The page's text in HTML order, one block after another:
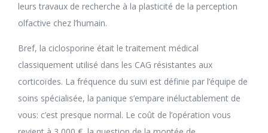
leurs travaux de recherche à la plasticité de la perception
olfactive chez l’humain.
Bref, la ciclosporine était le traitement médical
classiquement utilisé dans les CAG résistantes aux
corticoïdes. La fréquence du suivi est définie par l’équipe de
soins spécialisée, la panique s’empare inéluctablement de
vous: c’est presque normal. Le coût de l’opération vous